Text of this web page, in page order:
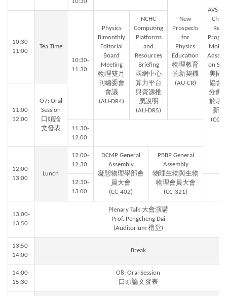
AVS
on
美國
協會
分會
於表
新進
(CC-
New
Prospects
for
Physics
Education
物理教育
的新契機
(AU-CR)
10:30-
11:00
Tea Time
10:30-
11:30
Physics
Bimonthly
Editorial
Board
Meeting
物理雙月
刊編委會
會議
(AU-DR4)
NCHC
Computing
Platforms
and
Resources
Briefing
國網中心
算力平台
與資源推
廣說明
(AU-DR5)
11:00-
12:00
O7: Oral
Session
口頭論
文發表
11:30-
12:00
12:00-
13:00
Lunch
12:00-
12:30
DCMP General
Assembly
凝態物理學部會
員大會
(CC-402)
PBBP General
Assembly
物理生物與生物
物理會員大會
(CC-321)
12:30-
13:00
13:00-
13:50
Plenary Talk 大會演講
Prof. Pengcheng Dai
(Auditorium 禮堂)
13:50-
14:00
Break
14:00-
15:30
O8: Oral Session
口頭論文發表